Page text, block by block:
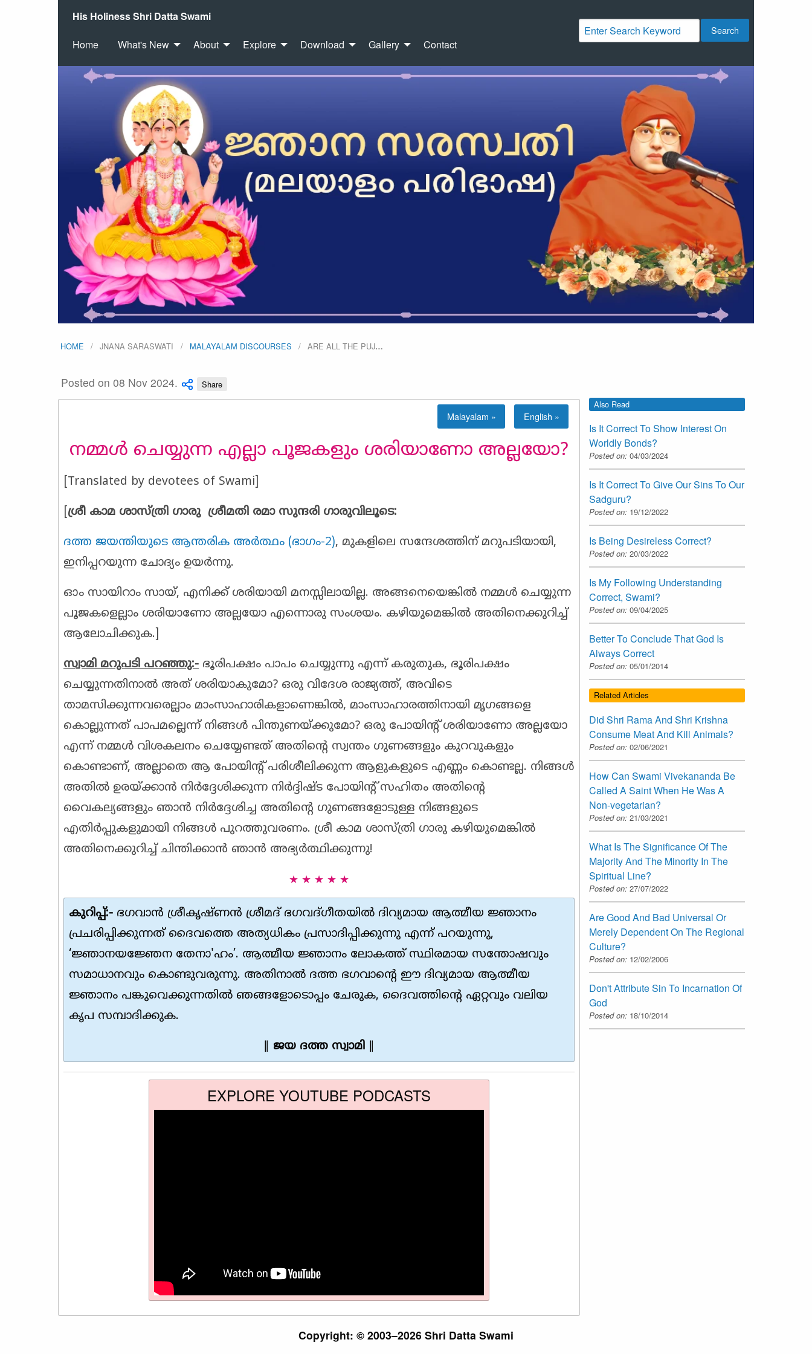
His Holiness Shri Datta Swami
Home What's New About Explore Download Gallery Contact
Search
HOME JNANA SARASWATI MALAYALAM DISCOURSES ARE ALL THE PUJ…
Posted on 08 Nov 2024. Share
Malayalam » English »
നമ്മൾ ചെയ്യുന്ന എല്ലാ പൂജകളും ശരിയാണോ അല്ലയോ?
[Translated by devotees of Swami]
ശ്രീ കാമ ശാസ്ത്രി ഗാരു ശ്രീമതി രമാ സുന്ദരി ഗാരുവിലൂടെ:
ദത്ത ജയന്തിയുടെ ആന്തരിക അർത്ഥം (ഭാഗം-2), മുകളിലെ സന്ദേശത്തിന് മറുപടിയായി,
ഇനിപ്പറയുന്ന ചോദ്യം ഉയർന്നു.
ഓം സായിറാം സായ്, എനിക്ക് ശരിയായി മനസ്സിലായില്ല. അങ്ങനെയെങ്കിൽ നമ്മൾ ചെയ്യുന്ന
പൂജകളെല്ലാം ശരിയാണോ അല്ലയോ എന്നൊരു സംശയം. കഴിയുമെങ്കിൽ അതിനെക്കുറിച്ച്
ആലോചിക്കുക.]
സ്വാമി മറുപടി പറഞ്ഞു:- ഭൂരിപക്ഷം പാപം ചെയ്യുന്നു എന്ന് കരുതുക, ഭൂരിപക്ഷം
ചെയ്യുന്നതിനാൽ അത് ശരിയാകുമോ? ഒരു വിദേശ രാജ്യത്ത്, അവിടെ
താമസിക്കുന്നവരെല്ലാം മാംസാഹാരികളാണെങ്കിൽ, മാംസാഹാരത്തിനായി മൃഗങ്ങളെ
കൊല്ലുന്നത് പാപമല്ലെന്ന് നിങ്ങൾ പിന്തുണയ്ക്കുമോ? ഒരു പോയിൻ്റ് ശരിയാണോ അല്ലയോ
എന്ന് നമ്മൾ വിശകലനം ചെയ്യേണ്ടത് അതിൻ്റെ സ്വന്തം ഗുണങ്ങളും കുറവുകളും
കൊണ്ടാണ്, അല്ലാതെ ആ പോയിൻ്റ് പരിശീലിക്കുന്ന ആളുകളുടെ എണ്ണം കൊണ്ടല്ല. നിങ്ങൾ
അതിൽ ഉരയ്ക്കാൻ നിർദ്ദേശിക്കുന്ന നിർദ്ദിഷ്ട പോയിൻ്റ് സഹിതം അതിൻ്റെ
വൈകല്യങ്ങളും ഞാൻ നിർദ്ദേശിച്ച അതിൻ്റെ ഗുണങ്ങളോടുള്ള നിങ്ങളുടെ
എതിർപ്പുകളുമായി നിങ്ങൾ പുറത്തുവരണം. ശ്രീ കാമ ശാസ്ത്രി ഗാരു കഴിയുമെങ്കിൽ
അതിനെക്കുറിച്ച് ചിന്തിക്കാൻ ഞാൻ അഭ്യർത്ഥിക്കുന്നു!
★ ★ ★ ★ ★
കുറിപ്പ്:- ഭഗവാൻ ശ്രീകൃഷ്ണൻ ശ്രീമദ് ഭഗവദ്ഗീതയിൽ ദിവ്യമായ ആത്മീയ ജ്ഞാനം
പ്രചരിപ്പിക്കുന്നത് ദൈവത്തെ അത്യധികം പ്രസാദിപ്പിക്കുന്നു എന്ന് പറയുന്നു,
‘ജ്ഞാനയജ്ഞേന തേനാ'ഹം’. ആത്മീയ ജ്ഞാനം ലോകത്ത് സ്ഥിരമായ സന്തോഷവും
സമാധാനവും കൊണ്ടുവരുന്നു. അതിനാൽ ദത്ത ഭഗവാന്റെ ഈ ദിവ്യമായ ആത്മീയ
ജ്ഞാനം പങ്കുവെക്കുന്നതിൽ ഞങ്ങളോടൊപ്പം ചേരുക, ദൈവത്തിൻ്റെ ഏറ്റവും വലിയ
കൃപ സമ്പാദിക്കുക.
ജയ ദത്ത സ്വാമി
EXPLORE YOUTUBE PODCASTS
Also Read
Is It Correct To Show Interest On
Worldly Bonds?
Posted on: 04/03/2024
Is It Correct To Give Our Sins To Our
Sadguru?
Posted on: 19/12/2022
Is Being Desireless Correct?
Posted on: 20/03/2022
Is My Following Understanding
Correct, Swami?
Posted on: 09/04/2025
Better To Conclude That God Is
Always Correct
Posted on: 05/01/2014
Related Articles
Did Shri Rama And Shri Krishna
Consume Meat And Kill Animals?
Posted on: 02/06/2021
How Can Swami Vivekananda Be
Called A Saint When He Was A
Non-vegetarian?
Posted on: 21/03/2021
What Is The Significance Of The
Majority And The Minority In The
Spiritual Line?
Posted on: 27/07/2022
Are Good And Bad Universal Or
Merely Dependent On The Regional
Culture?
Posted on: 12/02/2006
Don't Attribute Sin To Incarnation Of
God
Posted on: 18/10/2014
Copyright: © 2003–2026 Shri Datta Swami